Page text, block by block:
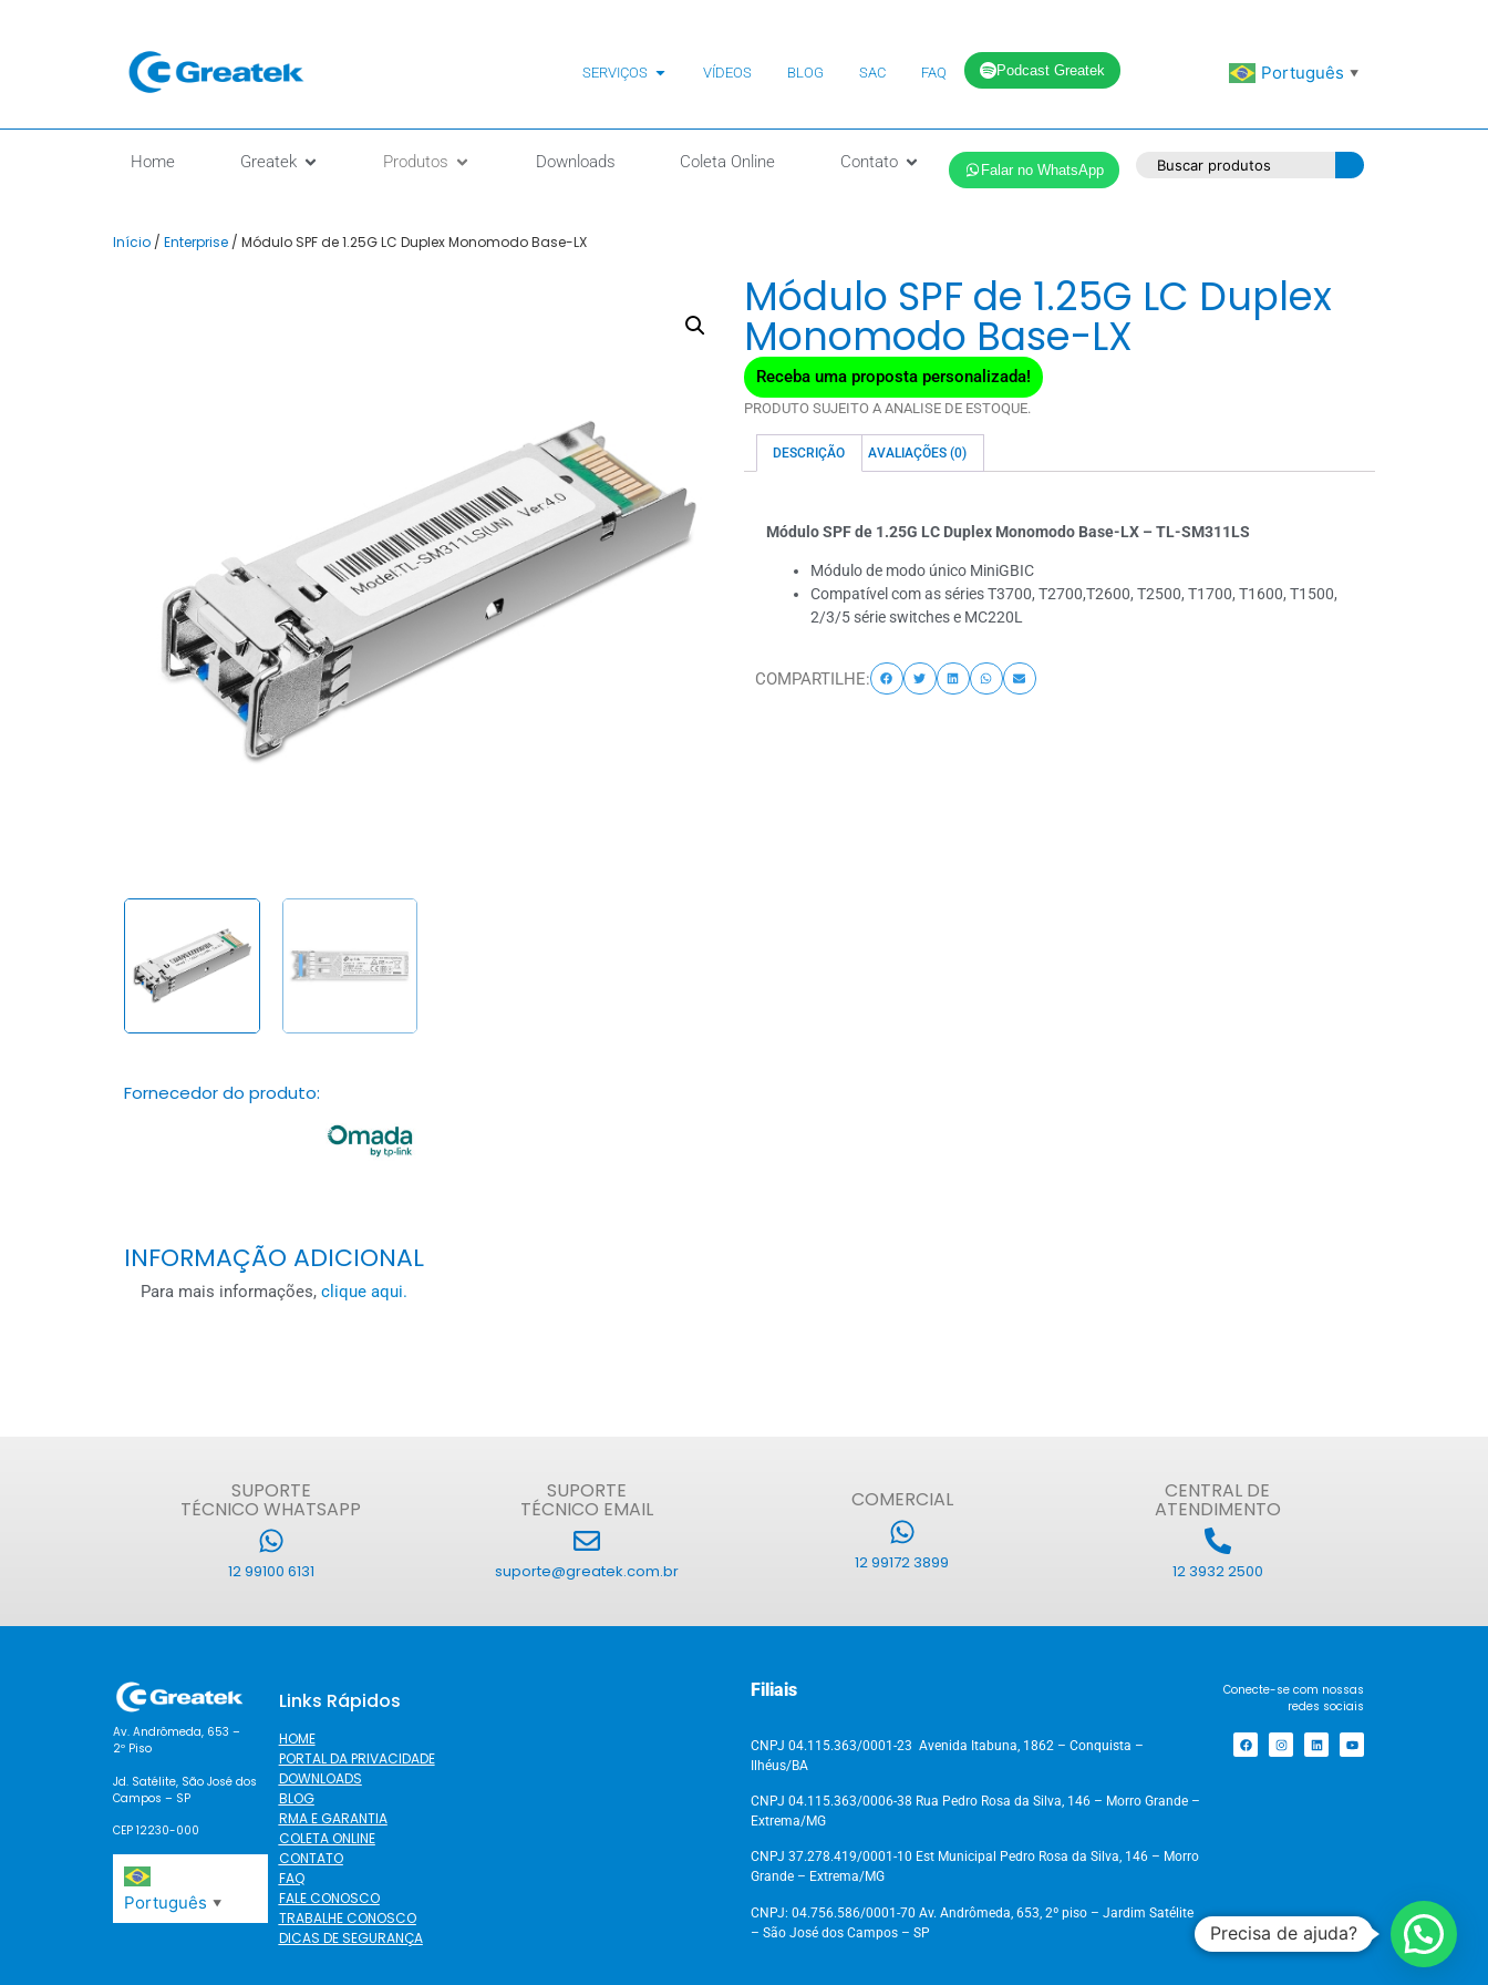
SERVIÇOS VÍDEOS BLOG SAC FAQ Podcast Greatek Português ▼
Home Greatek Produtos Downloads Coleta Online Contato Falar no WhatsApp
Início / Enterprise / Módulo SPF de 1.25G LC Duplex Monomodo Base-LX
Fornecedor do produto:
INFORMAÇÃO ADICIONAL
Para mais informações, clique aqui.
Módulo SPF de 1.25G LC Duplex
Monomodo Base-LX
Receba uma proposta personalizada!
PRODUTO SUJEITO A ANALISE DE ESTOQUE.
DESCRIÇÃO AVALIAÇÕES (0)
Módulo SPF de 1.25G LC Duplex Monomodo Base-LX – TL-SM311LS
Módulo de modo único MiniGBIC
Compatível com as séries T3700, T2700,T2600, T2500, T1700, T1600, T1500,
2/3/5 série switches e MC220L
COMPARTILHE:
SUPORTE
TÉCNICO WHATSAPP
12 99100 6131
SUPORTE
TÉCNICO EMAIL
suporte@greatek.com.br
COMERCIAL
12 99172 3899
CENTRAL DE
ATENDIMENTO
12 3932 2500
Av. Andrômeda, 653 –
2º Piso
Jd. Satélite, São José dos
Campos – SP
CEP 12230-000
Português ▼
Links Rápidos
HOME
PORTAL DA PRIVACIDADE
DOWNLOADS
BLOG
RMA E GARANTIA
COLETA ONLINE
CONTATO
FAQ
FALE CONOSCO
TRABALHE CONOSCO
DICAS DE SEGURANÇA
Filiais
CNPJ 04.115.363/0001-23 Avenida Itabuna, 1862 – Conquista –
Ilhéus/BA
CNPJ 04.115.363/0006-38 Rua Pedro Rosa da Silva, 146 – Morro Grande –
Extrema/MG
CNPJ 37.278.419/0001-10 Est Municipal Pedro Rosa da Silva, 146 – Morro
Grande – Extrema/MG
CNPJ: 04.756.586/0001-70 Av. Andrômeda, 653, 2º piso – Jardim Satélite
– São José dos Campos – SP
Conecte-se com nossas
redes sociais
Precisa de ajuda?